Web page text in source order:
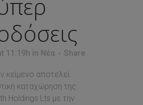
11:19h in Νέα Share
κείμενο αποτελεί
καταχώρηση της
Holdings Lts με την